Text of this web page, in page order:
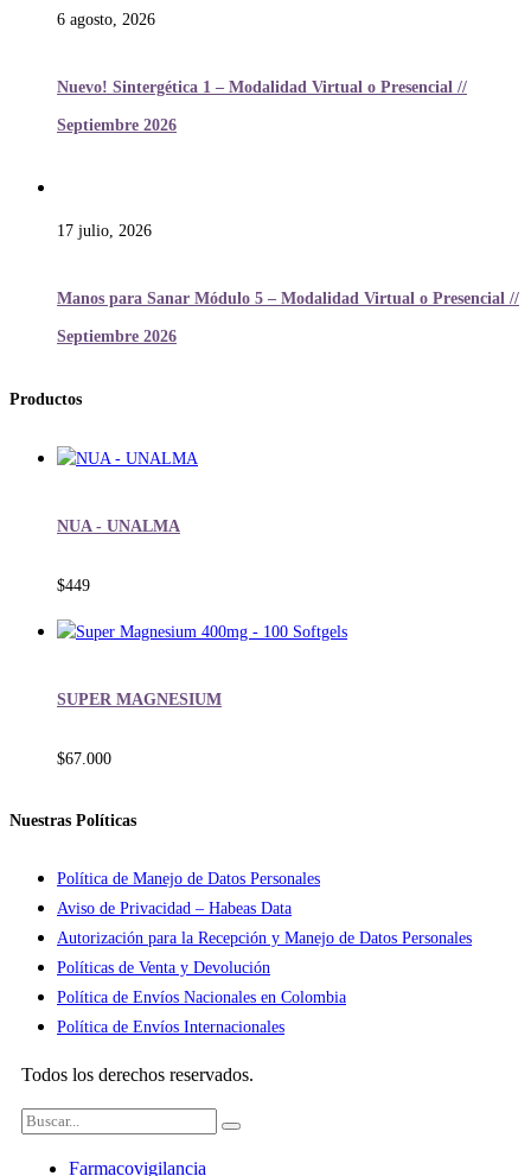
6 agosto, 2026
Nuevo! Sintergética 1 – Modalidad Virtual o Presencial //
Septiembre 2026
17 julio, 2026
Manos para Sanar Módulo 5 – Modalidad Virtual o Presencial //
Septiembre 2026
Productos
NUA - UNALMA
$449
SUPER MAGNESIUM
$67.000
Nuestras Políticas
Política de Manejo de Datos Personales
Aviso de Privacidad – Habeas Data
Autorización para la Recepción y Manejo de Datos Personales
Políticas de Venta y Devolución
Política de Envíos Nacionales en Colombia
Política de Envíos Internacionales
Todos los derechos reservados.
Farmacovigilancia